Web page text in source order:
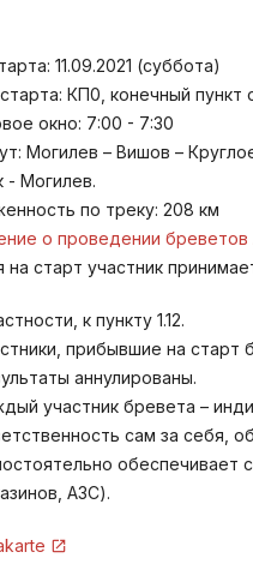
11.09.2021 (суббота)
КП0, конечный
окно: 7:00 - 7:30
Могилев – Вишов –
- Могилев.
по треку: 208 км
о проведении
на старт участник
к пункту 1.12.
прибывшие на старт
аннулированы.
участник бревета –
сам за себя,
обеспечивает
АЗС).